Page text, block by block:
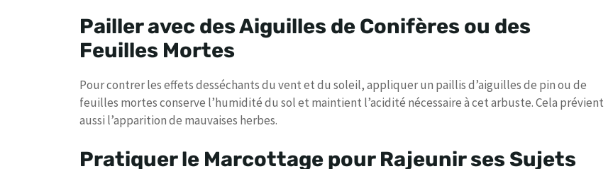
Pailler avec des Aiguilles de Conifères ou des
Feuilles Mortes
Pour contrer les effets desséchants du vent et du soleil, appliquer un paillis d’aiguilles de pin ou de
feuilles mortes conserve l’humidité du sol et maintient l’acidité nécessaire à cet arbuste. Cela prévient
aussi l’apparition de mauvaises herbes.
Pratiquer le Marcottage pour Rajeunir ses Sujets